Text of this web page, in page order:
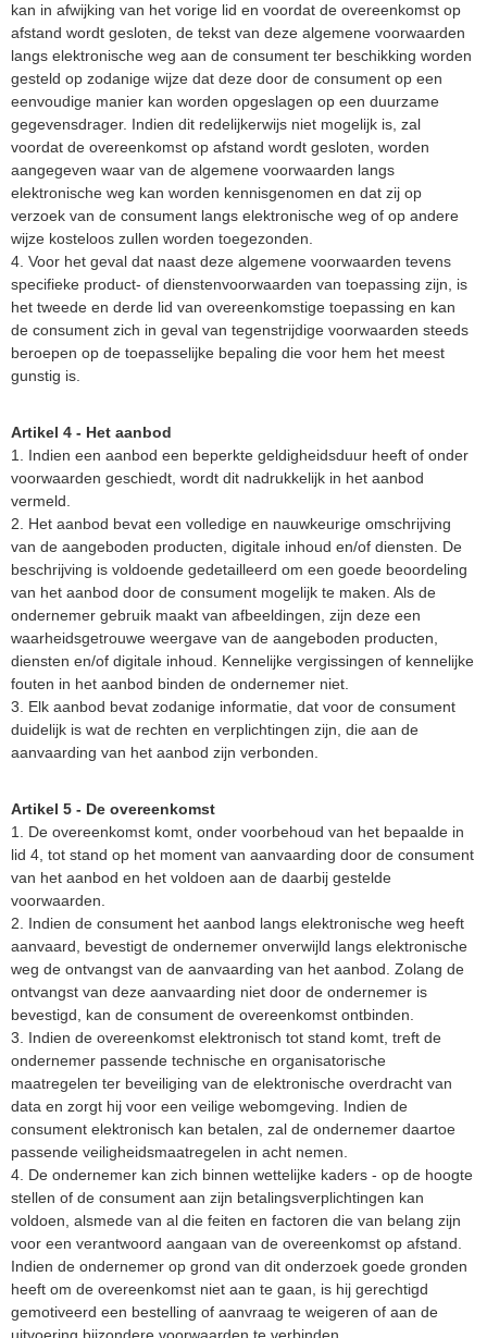
kan in afwijking van het vorige lid en voordat de overeenkomst op
afstand wordt gesloten, de tekst van deze algemene voorwaarden
langs elektronische weg aan de consument ter beschikking worden
gesteld op zodanige wijze dat deze door de consument op een
eenvoudige manier kan worden opgeslagen op een duurzame
gegevensdrager. Indien dit redelijkerwijs niet mogelijk is, zal
voordat de overeenkomst op afstand wordt gesloten, worden
aangegeven waar van de algemene voorwaarden langs
elektronische weg kan worden kennisgenomen en dat zij op
verzoek van de consument langs elektronische weg of op andere
wijze kosteloos zullen worden toegezonden.
4. Voor het geval dat naast deze algemene voorwaarden tevens
specifieke product- of dienstenvoorwaarden van toepassing zijn, is
het tweede en derde lid van overeenkomstige toepassing en kan
de consument zich in geval van tegenstrijdige voorwaarden steeds
beroepen op de toepasselijke bepaling die voor hem het meest
gunstig is.
Artikel 4 - Het aanbod
1. Indien een aanbod een beperkte geldigheidsduur heeft of onder
voorwaarden geschiedt, wordt dit nadrukkelijk in het aanbod
vermeld.
2. Het aanbod bevat een volledige en nauwkeurige omschrijving
van de aangeboden producten, digitale inhoud en/of diensten. De
beschrijving is voldoende gedetailleerd om een goede beoordeling
van het aanbod door de consument mogelijk te maken. Als de
ondernemer gebruik maakt van afbeeldingen, zijn deze een
waarheidsgetrouwe weergave van de aangeboden producten,
diensten en/of digitale inhoud. Kennelijke vergissingen of kennelijke
fouten in het aanbod binden de ondernemer niet.
3. Elk aanbod bevat zodanige informatie, dat voor de consument
duidelijk is wat de rechten en verplichtingen zijn, die aan de
aanvaarding van het aanbod zijn verbonden.
Artikel 5 - De overeenkomst
1. De overeenkomst komt, onder voorbehoud van het bepaalde in
lid 4, tot stand op het moment van aanvaarding door de consument
van het aanbod en het voldoen aan de daarbij gestelde
voorwaarden.
2. Indien de consument het aanbod langs elektronische weg heeft
aanvaard, bevestigt de ondernemer onverwijld langs elektronische
weg de ontvangst van de aanvaarding van het aanbod. Zolang de
ontvangst van deze aanvaarding niet door de ondernemer is
bevestigd, kan de consument de overeenkomst ontbinden.
3. Indien de overeenkomst elektronisch tot stand komt, treft de
ondernemer passende technische en organisatorische
maatregelen ter beveiliging van de elektronische overdracht van
data en zorgt hij voor een veilige webomgeving. Indien de
consument elektronisch kan betalen, zal de ondernemer daartoe
passende veiligheidsmaatregelen in acht nemen.
4. De ondernemer kan zich binnen wettelijke kaders - op de hoogte
stellen of de consument aan zijn betalingsverplichtingen kan
voldoen, alsmede van al die feiten en factoren die van belang zijn
voor een verantwoord aangaan van de overeenkomst op afstand.
Indien de ondernemer op grond van dit onderzoek goede gronden
heeft om de overeenkomst niet aan te gaan, is hij gerechtigd
gemotiveerd een bestelling of aanvraag te weigeren of aan de